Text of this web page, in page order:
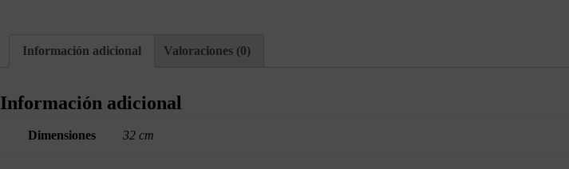
Información adicional Valoraciones (0)
Información adicional
Dimensiones 32 cm